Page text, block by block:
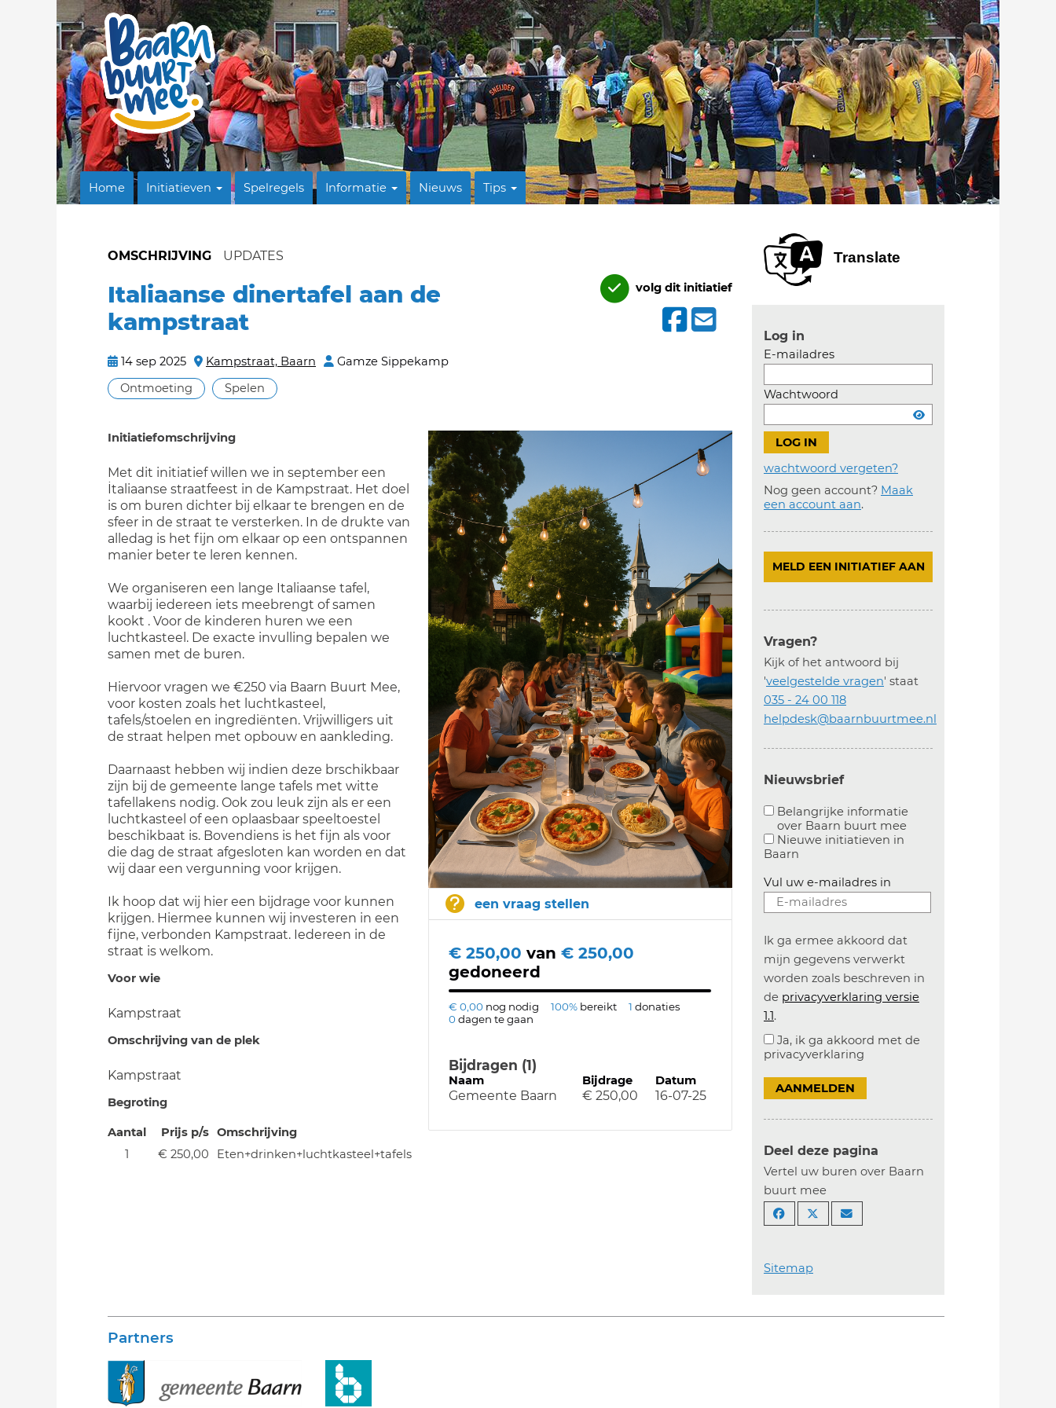
Home Initiatieven Spelregels Informatie Nieuws Tips
OMSCHRIJVING UPDATES
Italiaanse dinertafel aan de
kampstraat
14 sep 2025 Kampstraat, Baarn
Gamze Sippekamp
Ontmoeting
Spelen
volg dit initiatief
een vraag stellen
€ 250,00 van € 250,00
gedoneerd
€ 0,00 nog nodig 100% bereikt 1 donaties
0dagen te gaan
Bijdragen (1)
Naam Bijdrage Datum
Gemeente Baarn € 250,00 16-07-25
Initiatiefomschrijving
Met dit initiatief willen we in september een
İtaliaanse straatfeest in de Kampstraat. Het doel
is om buren dichter bij elkaar te brengen en de
sfeer in de straat te versterken. In de drukte van
alledag is het fijn om elkaar op een ontspannen
manier beter te leren kennen.
We organiseren een lange Italiaanse tafel,
waarbij iedereen iets meebrengt of samen
kookt . Voor de kinderen huren we een
luchtkasteel. De exacte invulling bepalen we
samen met de buren.
Hiervoor vragen we €250 via Baarn Buurt Mee,
voor kosten zoals het luchtkasteel,
tafels/stoelen en ingrediënten. Vrijwilligers uit
de straat helpen met opbouw en aankleding.
Daarnaast hebben wij indien deze brschikbaar
zijn bij de gemeente lange tafels met witte
tafellakens nodig. Ook zou leuk zijn als er een
luchtkasteel of een oplaasbaar speeltoestel
beschikbaat is. Bovendiens is het fijn als voor
die dag de straat afgesloten kan worden en dat
wij daar een vergunning voor krijgen.
Ik hoop dat wij hier een bijdrage voor kunnen
krijgen. Hiermee kunnen wij investeren in een
fijne, verbonden Kampstraat. Iedereen in de
straat is welkom.
Voor wie
Kampstraat
Omschrijving van de plek
Kampstraat
Begroting
Aantal Prijs p/s Omschrijving
1
€ 250,00 Eten+drinken+luchtkasteel+tafels
Translate
Log in
E-mailadres
Wachtwoord
wachtwoord vergeten?
Nog geen account? Maak
een account aan.
MELD EEN INITIATIEF AAN
Vragen?
Kijk of het antwoord bij
'veelgestelde vragen' staat
035 - 24 00 118
helpdesk@baarnbuurtmee.nl
Nieuwsbrief
Belangrijke informatie
over Baarn buurt mee
Aanvinken om belangrijke informatie over
Nieuwe initiatieven in
Baarn
Vul uw e-mailadres in
Ik ga ermee akkoord dat
mijn gegevens verwerkt
worden zoals beschreven in
de privacyverklaring versie
1.1.
Ja, ik ga akkoord met de
privacyverklaring
AANMELDEN
Deel deze pagina
Vertel uw buren over Baarn
buurt mee
Sitemap
Partners